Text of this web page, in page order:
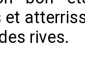
rives.